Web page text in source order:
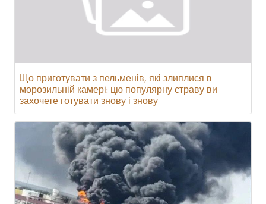
Що приготувати з пельменів, які злиплися в
морозильній камері: цю популярну страву ви
захочете готувати знову і знову